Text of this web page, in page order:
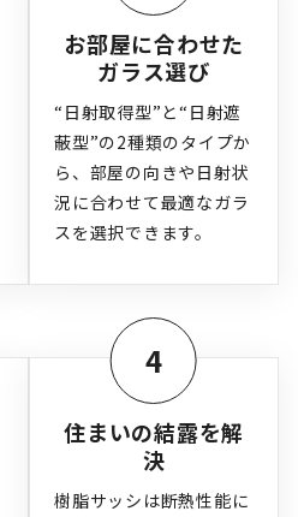
お部屋に合わせた
ガラス選び
“日射取得型”と“日射遮
蔽型”の2種類のタイプか
ら、部屋の向きや日射状
況に合わせて最適なガラ
スを選択できます。
4
住まいの結露を解
決
樹脂サッシは断熱性能に